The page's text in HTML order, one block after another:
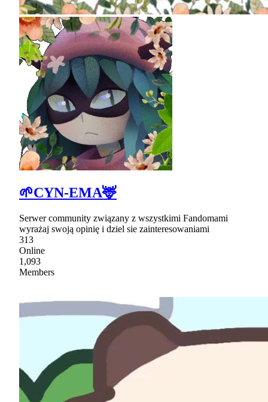
🌱CYN-EMA🦌
Serwer community związany z wszystkimi Fandomami
wyrażaj swoją opinię i dziel sie zainteresowaniami
313
Online
1,093
Members